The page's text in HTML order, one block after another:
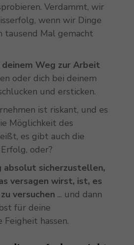
Verdammt, wir
wenn wir Dinge
tausend Mal gemacht
Weg zur Arbeit
oder dich bei deinem
und ersticken.
ist riskant, und es
Möglichkeit des
es gibt auch die
oder?
absolut sicherzustellen,
versagen wirst, ist, es
versuchen ... und dann
für deine
hassen.